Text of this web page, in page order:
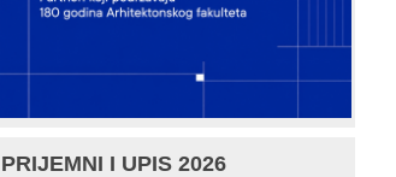
PRIJEMNI I UPIS 2026